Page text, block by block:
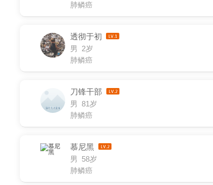
肺鳞癌
透彻于初
男 2岁
肺鳞癌
刀锋干部
男 81岁
肺鳞癌
慕尼黑
男 58岁
肺鳞癌